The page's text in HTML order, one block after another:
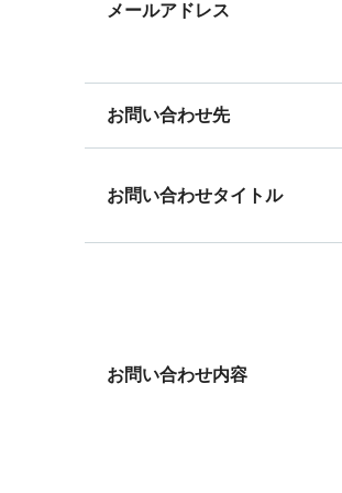
メールアドレス
お問い合わせ先
お問い合わせタイトル
お問い合わせ内容